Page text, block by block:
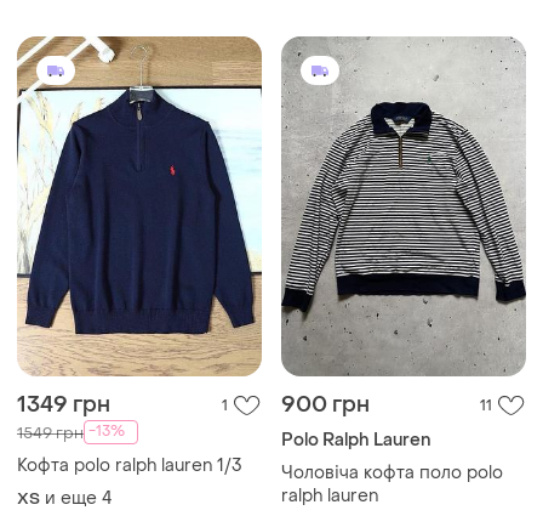
1349 грн 1
1549 грн -13%
Кофта polo ralph lauren 1/3
XS и еще 4
900 грн 11
Polo Ralph Lauren
Чоловіча кофта поло polo
ralph lauren